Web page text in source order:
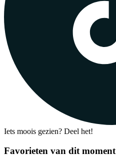
Iets moois gezien? Deel het!
Favorieten van dit moment